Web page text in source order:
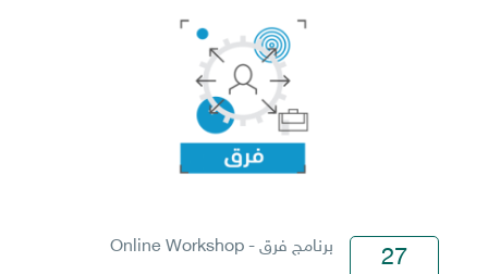
27 برنامج فرق - Online Workshop